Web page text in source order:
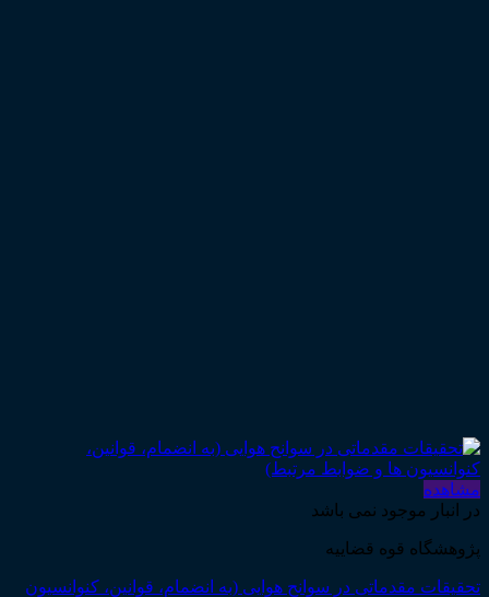
مشاهده
در انبار موجود نمی باشد
پژوهشگاه قوه قضاییه
تحقیقات مقدماتی در سوانح هوایی (به انضمام، قوانین، کنوانسیون